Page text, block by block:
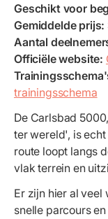
Geschikt voor
Gemiddelde prijs:
Aantal
Officiële website:
trainingsschema
De Carlsbad
ter wereld', is
route loopt langs
vlak terrein en
Er zijn hier al
snelle parcours